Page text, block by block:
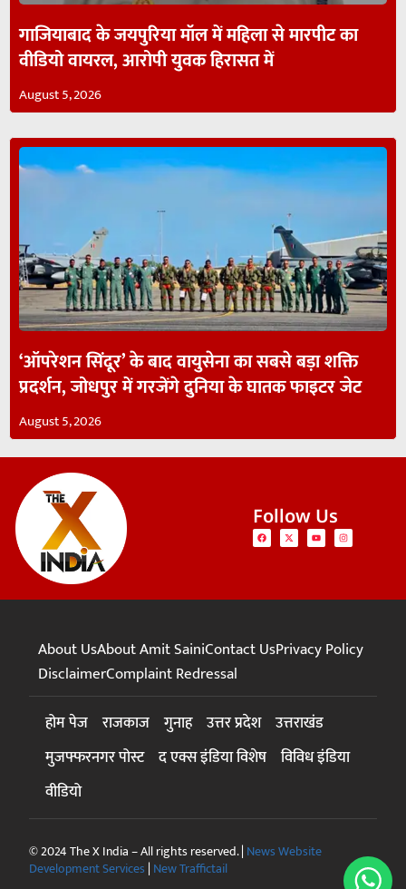
गाजियाबाद के जयपुरिया मॉल में महिला से मारपीट का
वीडियो वायरल, आरोपी युवक हिरासत में
August 5, 2026
‘ऑपरेशन सिंदूर’ के बाद वायुसेना का सबसे बड़ा शक्ति
प्रदर्शन, जोधपुर में गरजेंगे दुनिया के घातक फाइटर जेट
August 5, 2026
Follow Us
About UsAbout Amit SainiContact UsPrivacy Policy
DisclaimerComplaint Redressal
होम पेज राजकाज गुनाह उत्तर प्रदेश उत्तराखंड
मुजफ्फरनगर पोस्ट द एक्स इंडिया विशेष विविध इंडिया
वीडियो
© 2024 The X India – All rights reserved. | News Website
Development Services | New Traffictail